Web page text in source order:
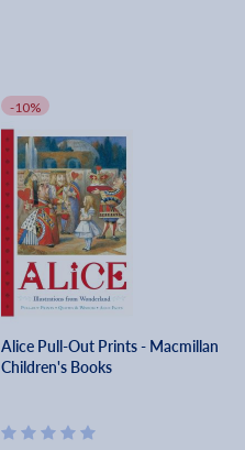
-10%
Alice Pull-Out Prints - Macmillan
Children's Books